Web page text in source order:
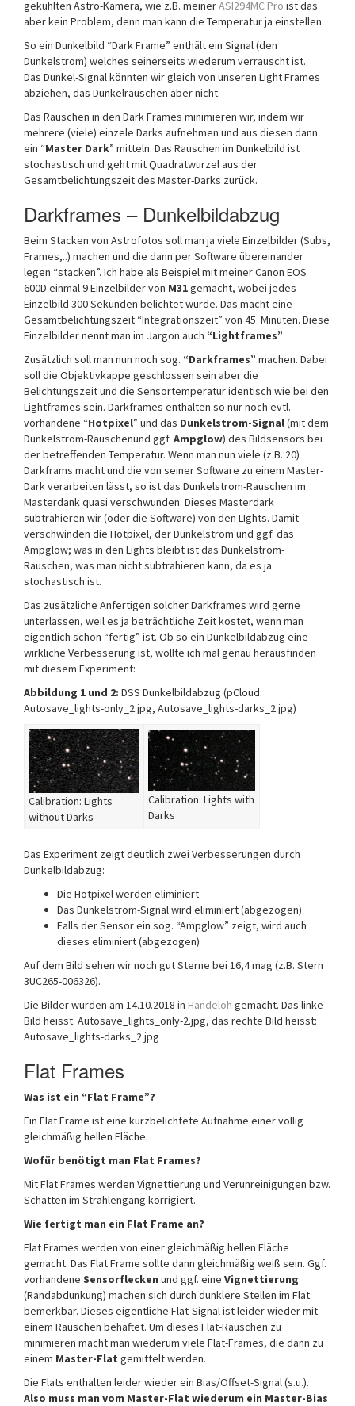
gekühlten Astro-Kamera, wie z.B. meinerASI294MC Pro ist das
aber kein Problem, denn man kann die Temperatur ja einstellen.
So ein Dunkelbild “Dark Frame” enthält ein Signal (den
Dunkelstrom) welches seinerseits wiederum verrauscht ist.
Das Dunkel-Signal könnten wir gleich von unseren Light Frames
abziehen, das Dunkelrauschen aber nicht.
Das Rauschen in den Dark Frames minimieren wir, indem wir
mehrere (viele) einzele Darks aufnehmen und aus diesen dann
ein “Master Dark” mitteln. Das Rauschen im Dunkelbild ist
stochastisch und geht mit Quadratwurzel aus der
Gesamtbelichtungszeit des Master-Darks zurück.
Darkframes – Dunkelbildabzug
Beim Stacken von Astrofotos soll man ja viele Einzelbilder (Subs,
Frames,..) machen und die dann per Software übereinander
legen “stacken”. Ich habe als Beispiel mit meiner Canon EOS
600D einmal 9 Einzelbilder von M31gemacht, wobei jedes
Einzelbild 300 Sekunden belichtet wurde. Das macht eine
Gesamtbelichtungszeit “Integrationszeit” von 45 Minuten. Diese
Einzelbilder nennt man im Jargon auch “Lightframes”.
Zusätzlich soll man nun noch sog. “Darkframes” machen. Dabei
soll die Objektivkappe geschlossen sein aber die
Belichtungszeit und die Sensortemperatur identisch wie bei den
Lightframes sein. Darkframes enthalten so nur noch evtl.
vorhandene “Hotpixel” und das Dunkelstrom-Signal(mit dem
Dunkelstrom-Rauschenund ggf. Ampglow) des Bildsensors bei
der betreffenden Temperatur. Wenn man nun viele (z.B. 20)
Darkframs macht und die von seiner Software zu einem Master-
Dark verarbeiten lässt, so ist das Dunkelstrom-Rauschen im
Masterdank quasi verschwunden. Dieses Masterdark
subtrahieren wir (oder die Software) von den LIghts. Damit
verschwinden die Hotpixel, der Dunkelstrom und ggf. das
Ampglow; was in den Lights bleibt ist das Dunkelstrom-
Rauschen, was man nicht subtrahieren kann, da es ja
stochastisch ist.
Das zusätzliche Anfertigen solcher Darkframes wird gerne
unterlassen, weil es ja beträchtliche Zeit kostet, wenn man
eigentlich schon “fertig” ist. Ob so ein Dunkelbildabzug eine
wirkliche Verbesserung ist, wollte ich mal genau herausfinden
mit diesem Experiment:
Abbildung 1 und 2: DSS Dunkelbildabzug (pCloud:
Autosave_lights-only_2.jpg, Autosave_lights-darks_2.jpg)
Calibration: Lights
without Darks
Calibration: Lights with
Darks
Das Experiment zeigt deutlich zwei Verbesserungen durch
Dunkelbildabzug:
Die Hotpixel werden eliminiert
Das Dunkelstrom-Signal wird eliminiert (abgezogen)
Falls der Sensor ein sog. “Ampglow” zeigt, wird auch
dieses eliminiert (abgezogen)
Auf dem Bild sehen wir noch gut Sterne bei 16,4 mag (z.B. Stern
3UC265-006326).
Die Bilder wurden am 14.10.2018 in Handeloh gemacht. Das linke
Bild heisst: Autosave_lights_only-2.jpg, das rechte Bild heisst:
Autosave_lights-darks_2.jpg
Flat Frames
Was ist ein “Flat Frame”?
Ein Flat Frame ist eine kurzbelichtete Aufnahme einer völlig
gleichmäßig hellen Fläche.
Wofür benötigt man Flat Frames?
Mit Flat Frames werden Vignettierung und Verunreinigungen bzw.
Schatten im Strahlengang korrigiert.
Wie fertigt man ein Flat Frame an?
Flat Frames werden von einer gleichmäßig hellen Fläche
gemacht. Das Flat Frame sollte dann gleichmäßig weiß sein. Ggf.
vorhandene Sensorflecken und ggf. eine Vignettierung
(Randabdunkung) machen sich durch dunklere Stellen im Flat
bemerkbar. Dieses eigentliche Flat-Signal ist leider wieder mit
einem Rauschen behaftet. Um dieses Flat-Rauschen zu
minimieren macht man wiederum viele Flat-Frames, die dann zu
einem Master-Flat gemittelt werden.
Die Flats enthalten leider wieder ein Bias/Offset-Signal (s.u.).
Also muss man vom Master-Flat wiederum ein Master-Bias